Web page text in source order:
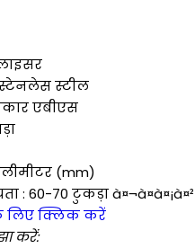
स्टील
एबीएस
(mm)
: 60-70 टुकड़ा
क्लिक करें
करें: